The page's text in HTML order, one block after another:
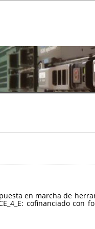
en marcha de
cofinanciado con